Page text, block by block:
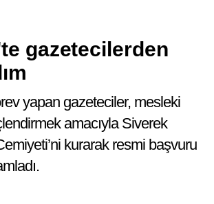
İlkeleri
gazetecilerden
yapan gazeteciler, mesleki
amacıyla Siverek
kurarak resmi başvuru